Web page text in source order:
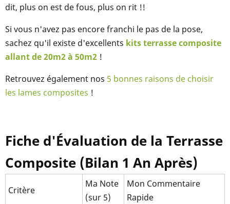
dit, plus on est de fous, plus on rit !!
Si vous n'avez pas encore franchi le pas de la pose,
sachez qu'il existe d'excellents kits terrasse composite
allant de 20m2 à 50m2 !
Retrouvez également nos 5 bonnes raisons de choisir
les lames composites !
Fiche d'Évaluation de la Terrasse
Composite (Bilan 1 An Après)
Critère
Ma Note
(sur 5)
Mon Commentaire
Rapide